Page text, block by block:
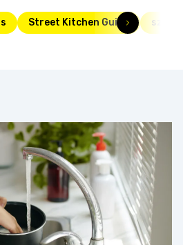
Street Kitchen Guide